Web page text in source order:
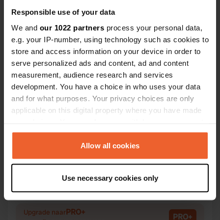
Responsible use of your data
We and our 1022 partners process your personal data,
e.g. your IP-number, using technology such as cookies to
store and access information on your device in order to
serve personalized ads and content, ad and content
measurement, audience research and services
development. You have a choice in who uses your data
and for what purposes. Your privacy choices are only
applicable on this digital property where you have made
any time from the Cookie Declaration or by clicking on
the Privacy trigger icon.
Collect information about your geographical location
which can be accurate to within several meters
specific characteristics (fingerprinting)
Allow all cookies
Use necessary cookies only
Contact
Locatie
Löbtauer Straße 21
01159, Dresden, Duitsland
51° 3' 11" N 13° 43' 4" E
51.05303707 13.71790512
Kopiëren
104224 Kopiëren
Upgrade naarPRO+ PRO+